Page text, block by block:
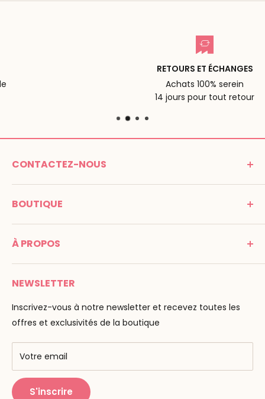
RETOURS ET ÉCHANGES
Achats 100% serein
14 jours pour tout retour
CONTACTEZ-NOUS
MONTESSORI SPIRIT
Promenade Jean Dalba
Tél : 05 53 61 21 26
Email :info@montessori-spirit.com
BOUTIQUE
C G V
Mentions légales
Paiement
Livraison
F.A.Q
À PROPOS
Montessori Spirit
Maria Montessori
La pédagogie
Nos marques
Centres de formation
Public Montessori
NEWSLETTER
Inscrivez-vous à notre newsletter et recevez toutes les
offres et exclusivités de la boutique
Votre email
S'inscrire